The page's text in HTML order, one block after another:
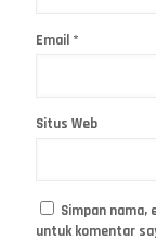
Email *
Situs Web
Simpan nama,
untuk komentar